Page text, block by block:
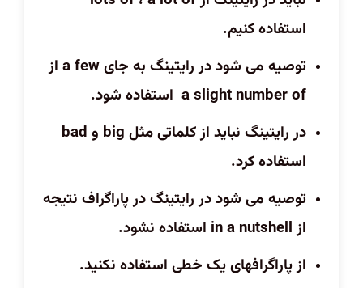
استفاده کنیم.
توصیه می شود در رایتینگ به جایa few از
a slight number of استفاده شود.
در رایتینگ نباید از کلماتی مثل big و bad
استفاده کرد.
توصیه می شود در رایتینگ در پاراگراف نتیجه
ازin a nutshell استفاده نشود.
از پاراگرافهای یک خطی استفاده نکنید.